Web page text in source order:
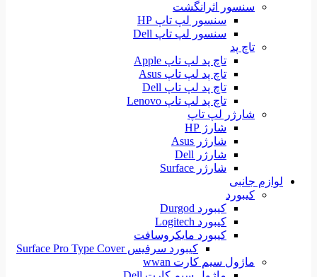
سنسور اثرانگشت
سنسور لپ تاپ HP
سنسور لپ تاپ Dell
تاچ پد
تاچ پد لپ تاپ Apple
تاچ پد لپ تاپ Asus
تاچ پد لپ تاپ Dell
تاچ پد لپ تاپ Lenovo
شارژر لپ تاپ
شارژ HP
شارژر Asus
شارژر Dell
شارژر Surface
لوازم جانبی
کیبورد
کیبورد Durgod
کیبورد Logitech
کیبورد مایکروسافت
کیبورد سرفیس Surface Pro Type Cover
ماژول سیم کارت wwan